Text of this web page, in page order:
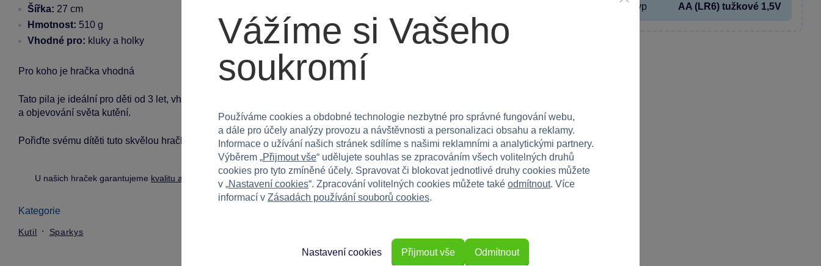
Šířka: 27 cm
Hmotnost: 510 g
Vhodné pro: kluky a holky
Pro koho je hračka vhodná
Tato pila je ideální pro děti od 3 let, vhodná pro kluky i holky, které se chtějí zapojit do kreativního hraní
a objevování světa kutění.
Pořiďte svému dítěti tuto skvělou hračku a podpořte jeho kreativitu a zručnost!
U našich hraček garantujeme kvalitu a bezpečnost.
Kategorie
Kutil Sparkys
Baterie produktu - typ AA (LR6) tužkové 1,5V
Vážíme si Vašeho
soukromí
Používáme cookies a obdobné technologie nezbytné pro správné fungování webu,
a dále pro účely analýzy provozu a návštěvnosti a personalizaci obsahu a reklamy.
Informace o užívání našich stránek sdílíme s našimi reklamními a analytickými partnery.
Výběrem „Přijmout vše“ udělujete souhlas se zpracováním všech volitelných druhů
cookies pro tyto zmíněné účely. Spravovat či blokovat jednotlivé druhy cookies můžete
v „Nastavení cookies“. Zpracování volitelných cookies můžete také odmítnout. Více
informací v Zásadách používání souborů cookies.
Odmítnout
Nastavení cookies Přijmout vše